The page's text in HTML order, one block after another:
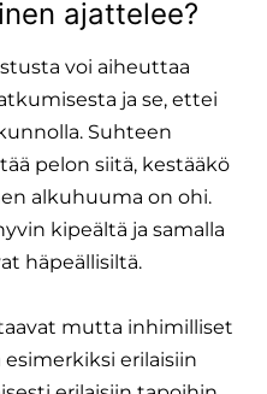
ajattelee?
voi aiheuttaa
ja se, ettei
Suhteen
pelon siitä, kestääkö
alkuhuuma on ohi.
kipeältä ja samalla
häpeällisiltä.
mutta inhimilliset
erilaisiin